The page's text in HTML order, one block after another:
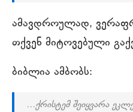
ამავდროულად,
თქვენ მიტოვებული
ბიბლია ამბობს:
…ქრისტემ შეიყვარა